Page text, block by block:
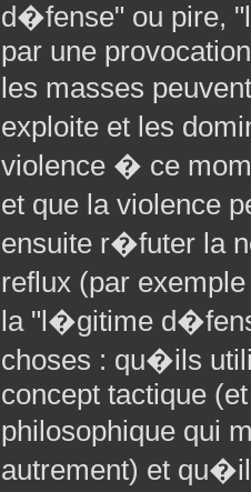
d�fense" ou pire,
par une
les masses
exploite et les
violence � ce
et que la violence
ensuite r�futer la
reflux (par
la "l�gitime
choses : qu�ils
concept tactique
philosophique
autrement) et